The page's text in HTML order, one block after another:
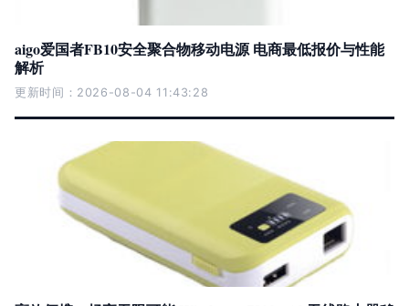
aigo爱国者FB10安全聚合物移动电源 电商最低报价与性能
解析
更新时间：2026-08-04 11:43:28